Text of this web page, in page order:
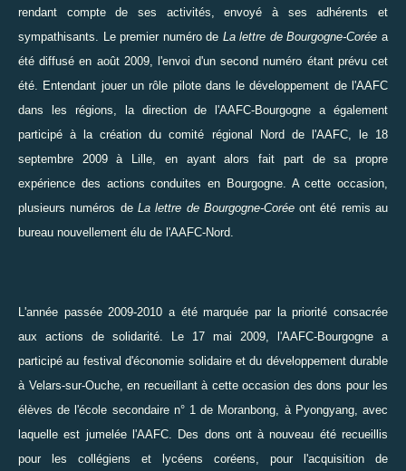
rendant compte de ses activités, envoyé à ses adhérents et
sympathisants.
Le premier numéro de La lettre de Bourgogne-Corée a
été diffusé en août 2009, l'envoi d'un second numéro étant prévu cet
été. Entendant jouer un rôle pilote dans le développement de l'AAFC
dans les régions, la direction de l'AAFC-Bourgogne a également
participé à la création du comité régional Nord de l'AAFC, le 18
septembre 2009 à Lille, en ayant alors fait part de sa propre
expérience des actions conduites en Bourgogne. A cette occasion,
plusieurs numéros de La lettre de Bourgogne-Coréeont été remis au
bureau nouvellement élu de l'AAFC-Nord.
L'année passée 2009-2010 a été marquée par la priorité consacrée
aux actions de solidarité. Le 17 mai 2009, l'AAFC-Bourgogne a
participé au festival d'économie solidaire et du développement durable
à Velars-sur-Ouche, en recueillant à cette occasion des dons pour les
élèves de l'école secondaire n° 1 de Moranbong, à Pyongyang, avec
laquelle est jumelée l'AAFC. Des dons ont à nouveau été recueillis
pour les collégiens et lycéens coréens, pour l'acquisition de